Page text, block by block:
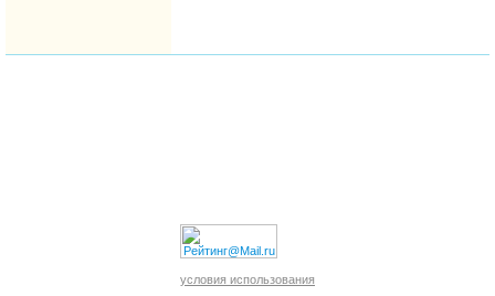
условия использования